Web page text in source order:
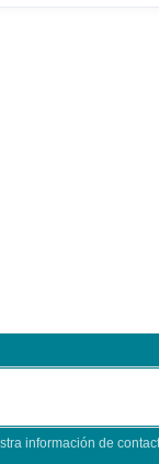
información de